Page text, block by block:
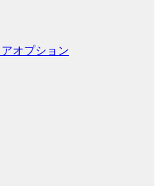
オプション